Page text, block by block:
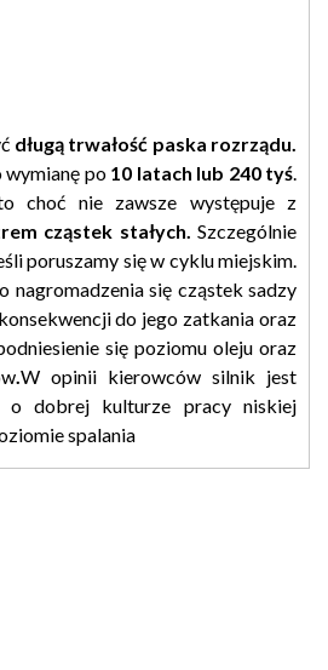
długą trwałość paska rozrządu.
wymianę po 10 latach lub 240 tyś.
choć nie zawsze występuje z
cząstek stałych. Szczególnie
poruszamy się w cyklu miejskim.
nagromadzenia się cząstek sadzy
do jego zatkania oraz
się poziomu oleju oraz
.W opinii kierowców silnik jest
o dobrej kulturze pracy niskiej
spalania